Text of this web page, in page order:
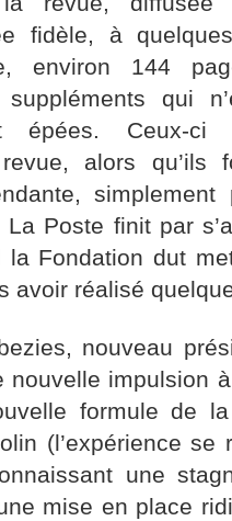
fidèle, à
environ 144
suppléments qui
épées. Ceux-ci
alors qu’ils
Poste finit par
la Fondation dut
avoir réalisé
nouveau
nouvelle impulsion
formule de
(l’expérience
une
mise en place